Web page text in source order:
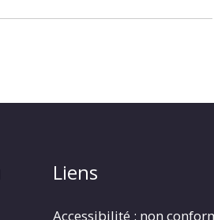
Liens
Accessibilité : non